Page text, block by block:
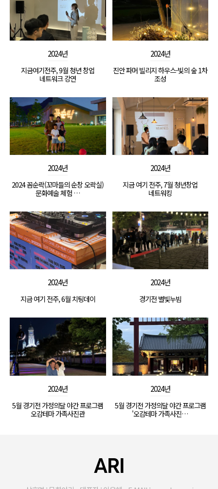
2024년
지금여기전주, 9월 청년 창업
네트워크 강연
2024년
진안 파머 빌리지 하우스-빛의 숲 1차
조성
2024년
2024 꼼순락(꼬마들의 순창 오락실)
문화예술 체험 …
2024년
지금 여기 전주, 7월 청년창업
네트워킹
2024년
지금 여기 전주, 6월 치팅데이
2024년
경기전 별빛누빔
2024년
5월 경기전 가정의달 야간 프로그램
오감테마 가족사진관
2024년
5월 경기전 가정의달 야간 프로그램
'오감테마 가족사진…
ARI